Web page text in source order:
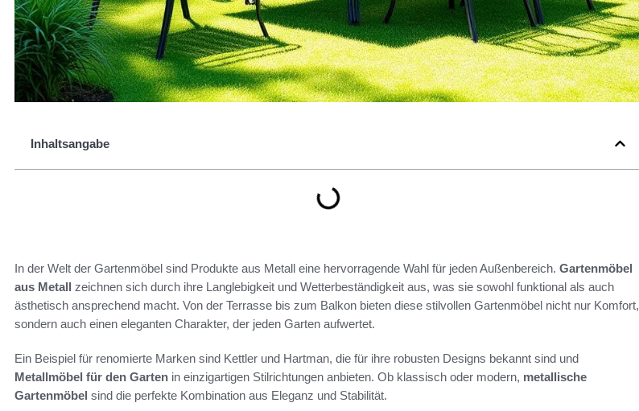
Inhaltsangabe
In der Welt der Gartenmöbel sind Produkte aus Metall eine hervorragende Wahl für jeden Außenbereich. Gartenmöbel
aus Metall zeichnen sich durch ihre Langlebigkeit und Wetterbeständigkeit aus, was sie sowohl funktional als auch
ästhetisch ansprechend macht. Von der Terrasse bis zum Balkon bieten diese stilvollen Gartenmöbel nicht nur Komfort,
sondern auch einen eleganten Charakter, der jeden Garten aufwertet.
Ein Beispiel für renomierte Marken sind Kettler und Hartman, die für ihre robusten Designs bekannt sind und
Metallmöbel für den Garten in einzigartigen Stilrichtungen anbieten. Ob klassisch oder modern, metallische
Gartenmöbel sind die perfekte Kombination aus Eleganz und Stabilität.